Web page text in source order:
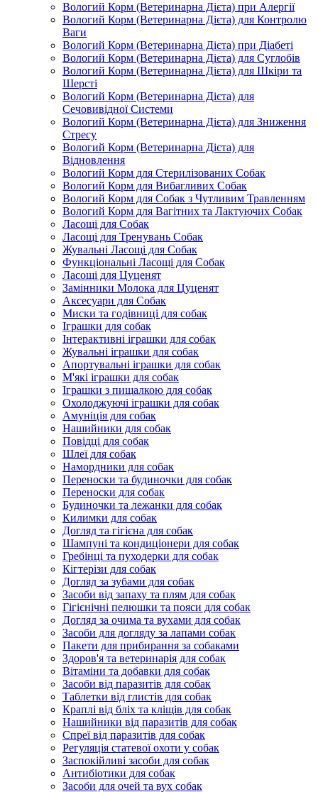
Вологий Корм (Ветеринарна Дієта) при Алергії
Вологий Корм (Ветеринарна Дієта) для Контролю
Ваги
Вологий Корм (Ветеринарна Дієта) при Діабеті
Вологий Корм (Ветеринарна Дієта) для Суглобів
Вологий Корм (Ветеринарна Дієта) для Шкіри та
Шерсті
Вологий Корм (Ветеринарна Дієта) для
Сечовивідної Системи
Вологий Корм (Ветеринарна Дієта) для Зниження
Стресу
Вологий Корм (Ветеринарна Дієта) для
Відновлення
Вологий Корм для Стерилізованих Собак
Вологий Корм для Вибагливих Собак
Вологий Корм для Собак з Чутливим Травленням
Вологий Корм для Вагітних та Лактуючих Собак
Ласощі для Собак
Ласощі для Тренувань Собак
Жувальні Ласощі для Собак
Функціональні Ласощі для Собак
Ласощі для Цуценят
Замінники Молока для Цуценят
Аксесуари для Собак
Миски та годівниці для собак
Іграшки для собак
Інтерактивні іграшки для собак
Жувальні іграшки для собак
Апортувальні іграшки для собак
М'які іграшки для собак
Іграшки з пищалкою для собак
Охолоджуючі іграшки для собак
Амуніція для собак
Нашийники для собак
Повідці для собак
Шлеї для собак
Намордники для собак
Переноски та будиночки для собак
Переноски для собак
Будиночки та лежанки для собак
Килимки для собак
Догляд та гігієна для собак
Шампуні та кондиціонери для собак
Гребінці та пуходерки для собак
Кігтерізи для собак
Догляд за зубами для собак
Засоби від запаху та плям для собак
Гігієнічні пелюшки та пояси для собак
Догляд за очима та вухами для собак
Засоби для догляду за лапами собак
Пакети для прибирання за собаками
Здоров'я та ветеринарія для собак
Вітаміни та добавки для собак
Засоби від паразитів для собак
Таблетки від глистів для собак
Краплі від бліх та кліщів для собак
Нашийники від паразитів для собак
Спреї від паразитів для собак
Регуляція статевої охоти у собак
Заспокійливі засоби для собак
Антибіотики для собак
Засоби для очей та вух собак